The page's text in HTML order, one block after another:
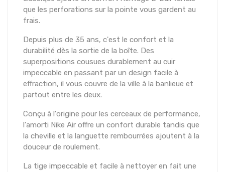
que les perforations sur la pointe vous gardent au
frais.
Depuis plus de 35 ans, c'est le confort et la
durabilité dès la sortie de la boîte. Des
superpositions cousues durablement au cuir
impeccable en passant par un design facile à
effraction, il vous couvre de la ville à la banlieue et
partout entre les deux.
Conçu à l'origine pour les cerceaux de performance,
l'amorti Nike Air offre un confort durable tandis que
la cheville et la languette rembourrées ajoutent à la
douceur de roulement.
La tige impeccable et facile à nettoyer en fait une